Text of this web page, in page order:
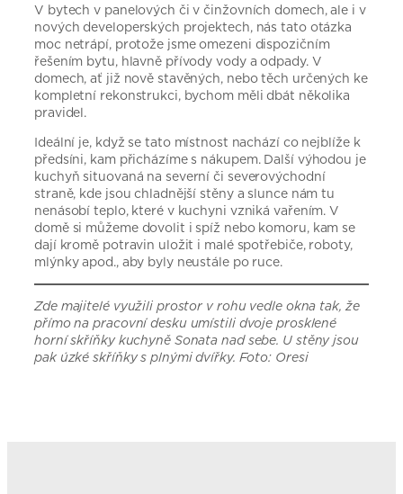
V bytech v panelových či v činžovních domech, ale i v
nových developerských projektech, nás tato otázka
moc netrápí, protože jsme omezeni dispozičním
řešením bytu, hlavně přívody vody a odpady. V
domech, ať již nově stavěných, nebo těch určených ke
kompletní rekonstrukci, bychom měli dbát několika
pravidel.
Ideální je, když se tato místnost nachází co nejblíže k
předsíni, kam přicházíme s nákupem. Další výhodou je
kuchyň situovaná na severní či severovýchodní
straně, kde jsou chladnější stěny a slunce nám tu
nenásobí teplo, které v kuchyni vzniká vařením. V
domě si můžeme dovolit i spíž nebo komoru, kam se
dají kromě potravin uložit i malé spotřebiče, roboty,
mlýnky apod., aby byly neustále po ruce.
Zde majitelé využili prostor v rohu vedle okna tak, že
přímo na pracovní desku umístili dvoje prosklené
horní skříňky kuchyně Sonata nad sebe. U stěny jsou
pak úzké skříňky s plnými dvířky. Foto: Oresi